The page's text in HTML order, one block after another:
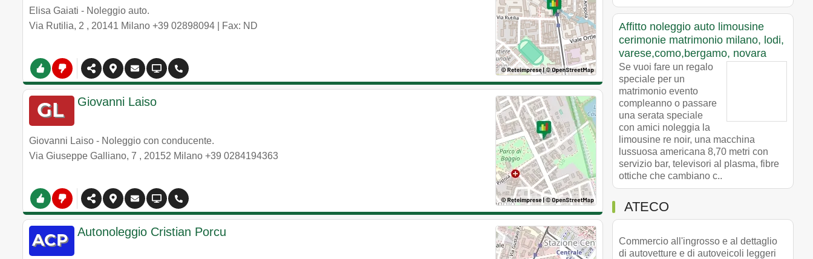
Elisa Gaiati - Noleggio auto.
Via Rutilia, 2 , 20141 Milano +39 02898094 | Fax: ND
Giovanni Laiso
Giovanni Laiso - Noleggio con conducente.
Via Giuseppe Galliano, 7 , 20152 Milano +39 0284194363
Autonoleggio Cristian Porcu
Affitto noleggio auto limousine
cerimonie matrimonio milano, lodi,
varese,como,bergamo, novara
Se vuoi fare un regalo
speciale per un
matrimonio evento
compleanno o passare
una serata speciale
con amici noleggia la
limousine re noir, una macchina
lussuosa americana 8,70 metri con
servizio bar, televisori al plasma, fibre
ottiche che cambiano c..
ATECO
Commercio all'ingrosso e al dettaglio
di autovetture e di autoveicoli leggeri